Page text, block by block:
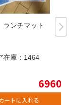
ンチマット
在庫： 1464
6960
ートに入れる